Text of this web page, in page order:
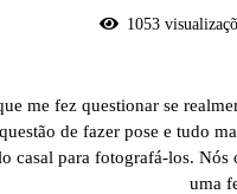
1053
me fez questionar se
de fazer pose e tudo
casal para fotografá-los.
uma